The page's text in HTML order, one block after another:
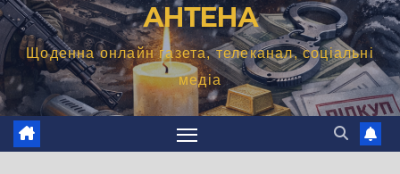
АНТЕНА
Щоденна онлайн газета, телеканал, соціальні
медіа